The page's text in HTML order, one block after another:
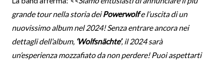
grande tour nella storia deiPowerwolfe l’uscita di un
nuovissimo album nel 2024! Senza entrare ancora nei
dettagli dell’album, ‘Wolfsnächte’, il 2024 sarà
un’esperienza mozzafiato da non perdere! Puoi aspettarti